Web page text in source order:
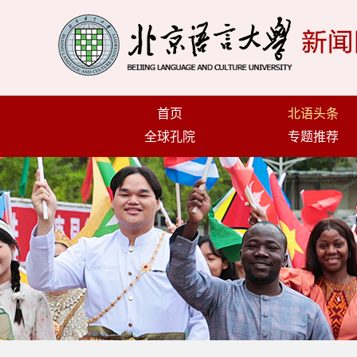
首页 北语头条
全球孔院
专题推荐